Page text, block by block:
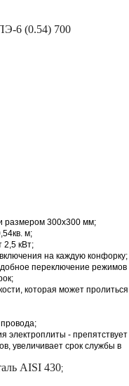
6 (0.54) 700
размером 300х300 мм;
кв. м;
2,5 кВт;
на каждую конфорку;
переключение режимов
которая может пролиться
электроплиты - препятствует
увеличивает срок службы в
AISI 430;